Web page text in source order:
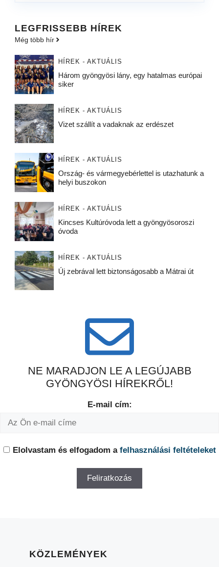
LEGFRISSEBB HÍREK
Még több hír
HÍREK - AKTUÁLIS
Három gyöngyösi lány, egy hatalmas európai
siker
HÍREK - AKTUÁLIS
Vizet szállít a vadaknak az erdészet
HÍREK - AKTUÁLIS
Ország- és vármegyebérlettel is utazhatunk a
helyi buszokon
HÍREK - AKTUÁLIS
Kincses Kultúróvoda lett a gyöngyösoroszi
óvoda
HÍREK - AKTUÁLIS
Új zebrával lett biztonságosabb a Mátrai út
NE MARADJON LE A LEGÚJABB
GYÖNGYÖSI HÍREKRŐL!
E-mail cím:
Elolvastam és elfogadom a felhasználási feltételeket
KÖZLEMÉNYEK